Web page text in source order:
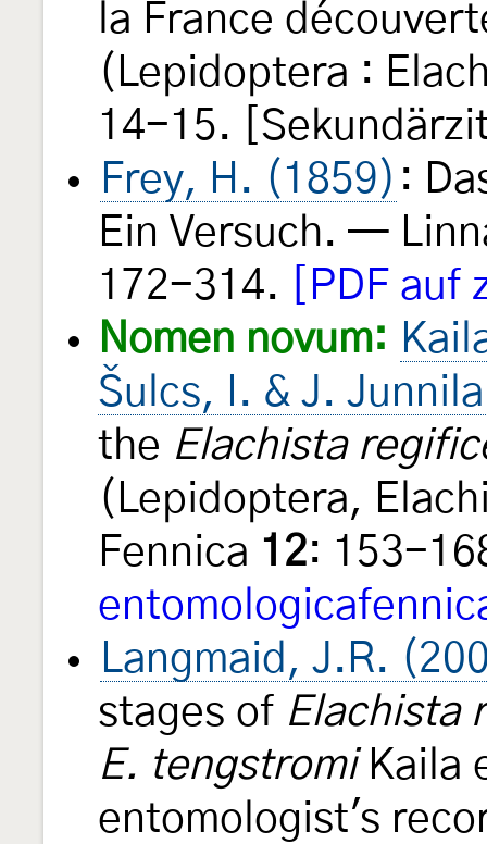
la France
(Lepidoptera :
14-15.
Frey, H. (1859) :
Ein Versuch. —
172-314.
[PDF
Nomen novum:
Šulcs, I. & J.
the Elachista
(Lepidoptera,
Fennica 12: 153-
Langmaid, J.R.
stages of Elachista
E. tengstromiKaila
entomologist's